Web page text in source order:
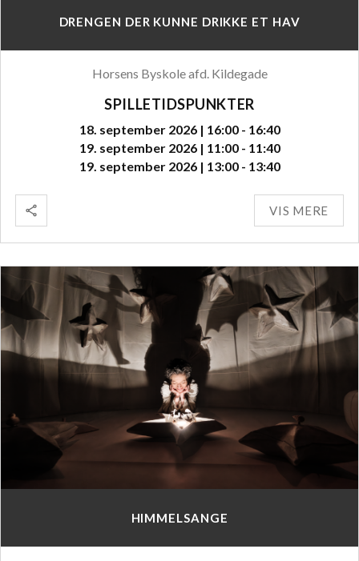
DRENGEN DER KUNNE DRIKKE ET HAV
Horsens Byskole afd. Kildegade
SPILLETIDSPUNKTER
18. september 2026 | 16:00 - 16:40
19. september 2026 | 11:00 - 11:40
19. september 2026 | 13:00 - 13:40
VIS MERE
HIMMELSANGE